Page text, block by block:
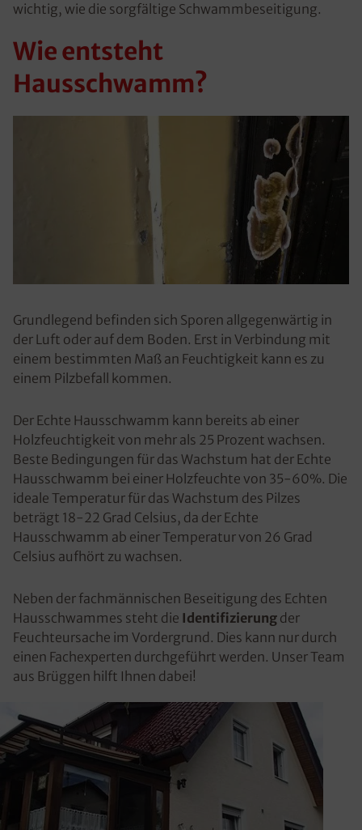
wichtig, wie die sorgfältige Schwammbeseitigung.
Wie entsteht
Hausschwamm?
Grundlegend befinden sich Sporen allgegenwärtig in
der Luft oder auf dem Boden. Erst in Verbindung mit
einem bestimmten Maß an Feuchtigkeit kann es zu
einem Pilzbefall kommen.
Der Echte Hausschwamm kann bereits ab einer
Holzfeuchtigkeit von mehr als 25 Prozent wachsen.
Beste Bedingungen für das Wachstum hat der Echte
Hausschwamm bei einer Holzfeuchte von 35-60%. Die
ideale Temperatur für das Wachstum des Pilzes
beträgt 18-22 Grad Celsius, da der Echte
Hausschwamm ab einer Temperatur von 26 Grad
Celsius aufhört zu wachsen.
Neben der fachmännischen Beseitigung des Echten
Hausschwammes steht die Identifizierung der
Feuchteursache im Vordergrund. Dies kann nur durch
einen Fachexperten durchgeführt werden. Unser Team
aus Brüggen hilft Ihnen dabei!